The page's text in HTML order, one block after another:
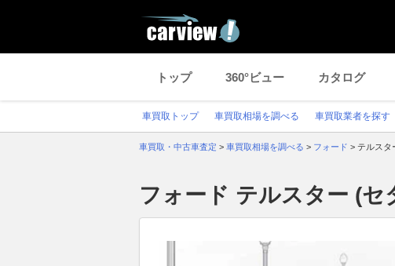
トップ 360°ビュー カタログ
車買取トップ 車買取相場を調べる 車買取業者を探す
車買取・中古車査定 > 車買取相場を調べる > フォード > テルスタ
フォード テルスター (セ